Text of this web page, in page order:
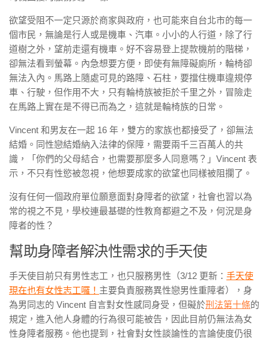
欲望受阻不一定只源於商家與政府，也可能來自台北市的每一
個市民，無論是行人或是機車、汽車。小小的人行道，除了行
道樹之外，望前走還有機車。好不容易登上提款機前的階梯，
卻無法看到螢幕。內急想要方便，即使有無障礙廁所，輪椅卻
無法入內。馬路上隨處可見的路障、石柱，要擋住機車違規停
車、行駛，但作用不大，只有輪椅族被拒於千里之外，冒險走
在馬路上實在是不得已而為之，這就是輪椅族的日常。
Vincent 和男友在一起 16 年，雙方的家族也都接受了，卻無法
結婚。同性戀結婚納入法律的保障，需要兩千三百萬人的共
識，「你們的父母結合，也需要那麼多人同意嗎？」Vincent 表
示，不只有性慾被忽視，他想要成家的欲望也同樣被阻攔了。
沒有任何一個政府單位願意面對身障者的欲望，社會也習以為
常的視之不見，學校連最基礎的性教育都避之不及，何況是身
障者的性？
幫助身障者解決性需求的手天使
手天使目前只有男性志工，也只服務男性（3/12 更新： 手天使
現在也有女性志工囉！ 主要負責服務異性戀男性重障者），身
為男同志的 Vincent 自言對女性感同身受，但礙於刑法第十條的
規定，進入他人身體的行為很可能被告，因此目前仍無法為女
性身障者服務。他也提到，社會對女性談論性的言論使度仍很